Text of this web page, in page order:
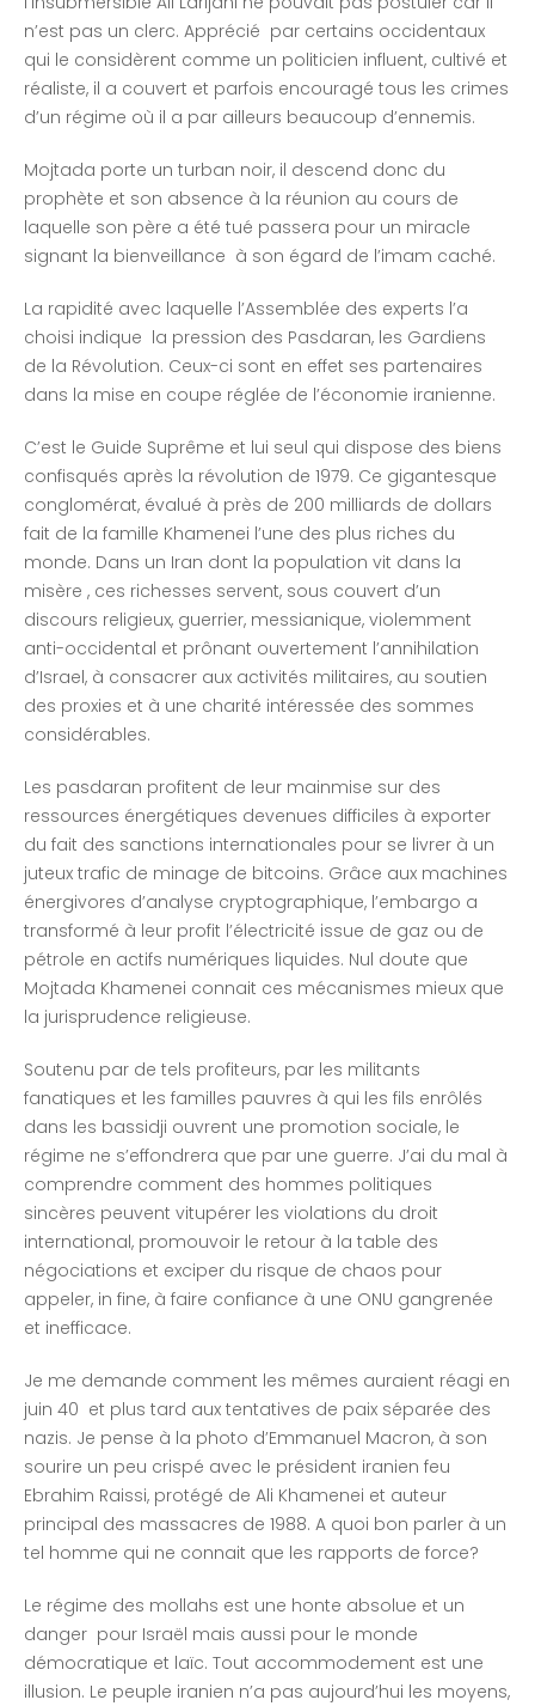
n’est pas un clerc. Apprécié par certains occidentaux
qui le considèrent comme un politicien influent, cultivé et
réaliste, il a couvert et parfois encouragé tous les crimes
d’un régime où il a par ailleurs beaucoup d’ennemis.
Mojtada porte un turban noir, il descend donc du
prophète et son absence à la réunion au cours de
laquelle son père a été tué passera pour un miracle
signant la bienveillance à son égard de l’imam caché.
La rapidité avec laquelle l’Assemblée des experts l’a
choisi indique la pression des Pasdaran, les Gardiens
de la Révolution. Ceux-ci sont en effet ses partenaires
dans la mise en coupe réglée de l’économie iranienne.
C’est le Guide Suprême et lui seul qui dispose des biens
confisqués après la révolution de 1979. Ce gigantesque
conglomérat, évalué à près de 200 milliards de dollars
fait de la famille Khamenei l’une des plus riches du
monde. Dans un Iran dont la population vit dans la
misère , ces richesses servent, sous couvert d’un
discours religieux, guerrier, messianique, violemment
anti-occidental et prônant ouvertement l’annihilation
d’Israel, à consacrer aux activités militaires, au soutien
des proxies et à une charité intéressée des sommes
considérables.
Les pasdaran profitent de leur mainmise sur des
ressources énergétiques devenues difficiles à exporter
du fait des sanctions internationales pour se livrer à un
juteux trafic de minage de bitcoins. Grâce aux machines
énergivores d’analyse cryptographique, l’embargo a
transformé à leur profit l’électricité issue de gaz ou de
pétrole en actifs numériques liquides. Nul doute que
Mojtada Khamenei connait ces mécanismes mieux que
la jurisprudence religieuse.
Soutenu par de tels profiteurs, par les militants
fanatiques et les familles pauvres à qui les fils enrôlés
dans les bassidji ouvrent une promotion sociale, le
régime ne s’effondrera que par une guerre. J’ai du mal à
comprendre comment des hommes politiques
sincères peuvent vitupérer les violations du droit
international, promouvoir le retour à la table des
négociations et exciper du risque de chaos pour
appeler, in fine, à faire confiance à une ONU gangrenée
et inefficace.
Je me demande comment les mêmes auraient réagi en
juin 40 et plus tard aux tentatives de paix séparée des
nazis. Je pense à la photo d’Emmanuel Macron, à son
sourire un peu crispé avec le président iranien feu
Ebrahim Raissi, protégé de Ali Khamenei et auteur
principal des massacres de 1988. A quoi bon parler à un
tel homme qui ne connait que les rapports de force?
Le régime des mollahs est une honte absolue et un
danger pour Israël mais aussi pour le monde
démocratique et laïc. Tout accommodement est une
illusion. Le peuple iranien n’a pas aujourd’hui les moyens,